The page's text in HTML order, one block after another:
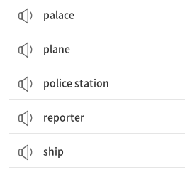
palace
plane
police station
reporter
ship